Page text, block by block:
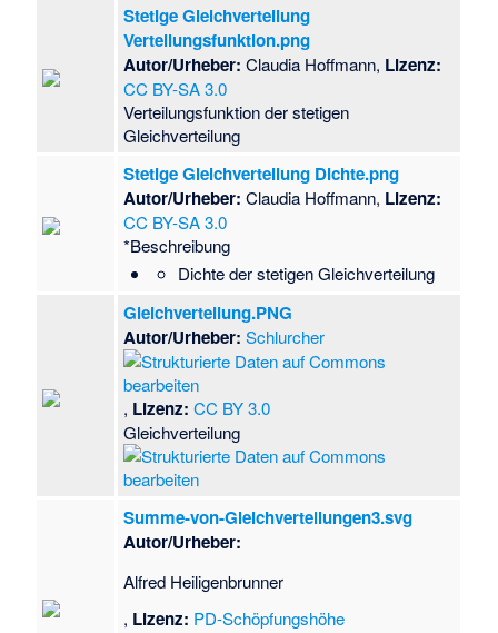
Stetige Gleichverteilung
Verteilungsfunktion.png
Autor/Urheber: Claudia Hoffmann, Lizenz:
CC BY-SA 3.0
Verteilungsfunktion der stetigen
Gleichverteilung
Stetige Gleichverteilung Dichte.png
Autor/Urheber: Claudia Hoffmann, Lizenz:
CC BY-SA 3.0
*Beschreibung
Dichte der stetigen Gleichverteilung
Gleichverteilung.PNG
Autor/Urheber: Schlurcher
, Lizenz: CC BY 3.0
Gleichverteilung
Summe-von-Gleichverteilungen3.svg
Autor/Urheber:
Alfred Heiligenbrunner
, Lizenz: PD-Schöpfungshöhe